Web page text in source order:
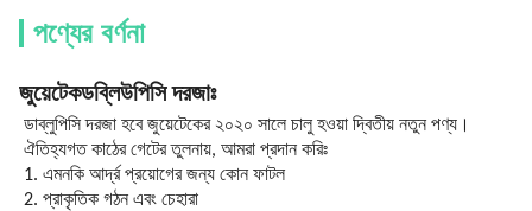
পণ্যের বর্ণনা
জুয়েটেকডব্লিউপিসি দরজাঃ
ডাব্লুপিসি দরজা হবে জুয়েটেকের ২০২০ সালে চালু হওয়া দ্বিতীয় নতুন পণ্য।
ঐতিহ্যগত কাঠের গেটের তুলনায়, আমরা প্রদান করিঃ
1. এমনকি আর্দ্র প্রয়োগের জন্য কোন ফাটল
2. প্রাকৃতিক গঠন এবং চেহারা